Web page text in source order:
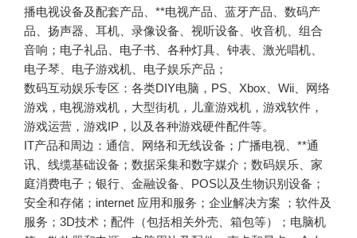
播电视设备及配套产品、**电视产品、蓝牙产品、数码产
品、扬声器、耳机、录像设备、视听设备、收音机、组合
音响；电子礼品、电子书、各种灯具、钟表、激光唱机、
电子琴、电子游戏机、电子娱乐产品；
数码互动娱乐专区：各类DIY电脑，PS、Xbox、Wii、网络
游戏，电视游戏机，大型街机，儿童游戏机，游戏软件，
游戏运营，游戏IP，以及各种游戏硬件配件等。
IT产品和周边：通信、网络和无线设备；广播电视、**通
讯、线缆基础设备；数据采集和数字媒介；数码娱乐、家
庭消费电子；银行、金融设备、POS以及生物识别设备；
安全和存储；internet 应用和服务；企业解决方案 ；软件及
服务；3D技术；配件（包括相关外壳、箱包等）；电脑机